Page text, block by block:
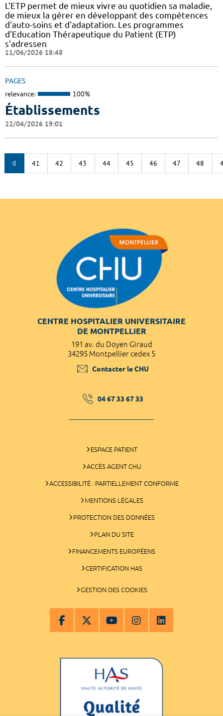
L'ETP permet de mieux vivre au quotidien sa maladie,
de mieux la gérer en développant des compétences
d'auto-soins et d'adaptation. Les programmes
d'Education Thérapeutique du Patient (ETP)
s'adressen
11/06/2026 18:48
PAGES
relevance: 100%
Établissements
22/04/2026 19:01
41 42 43 44 45 46 47 48
CENTRE HOSPITALIER UNIVERSITAIRE
DE MONTPELLIER
191 av. du Doyen Giraud
34295 Montpellier cedex 5
Contacter le CHU
04 67 33 67 33
ESPACE PATIENT
ACCÈS AGENT CHU
ACCESSIBILITÉ : PARTIELLEMENT CONFORME
MENTIONS LÉGALES
PROTECTION DES DONNÉES
PLAN DU SITE
FINANCEMENTS EUROPÉENS
CERTIFICATION HAS
GESTION DES COOKIES